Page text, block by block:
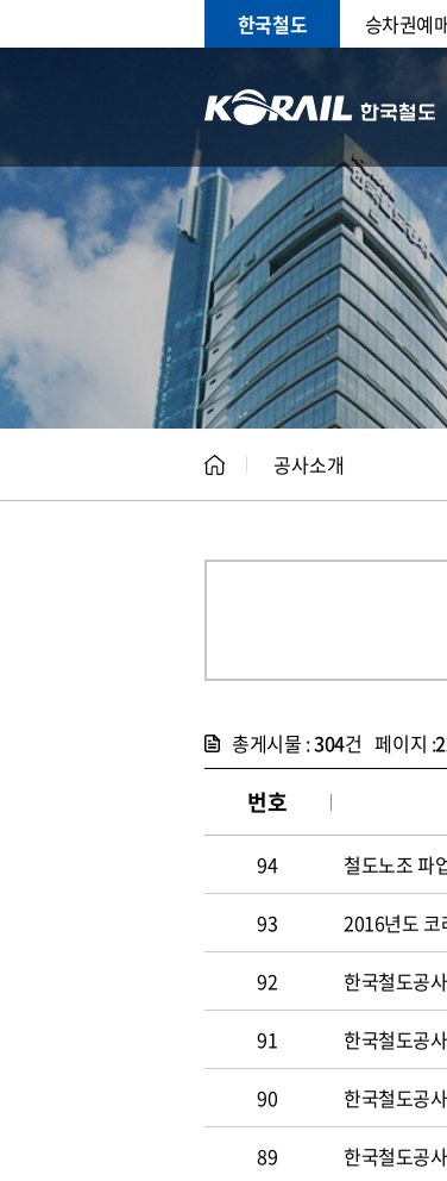
한국철도 승차권예
CEO
공사소개
총게시물 :304건 페이지 :
번호
94 철도노조 파
93 2016년도 코
92 한국철도공
91 한국철도공
90 한국철도공
89 한국철도공